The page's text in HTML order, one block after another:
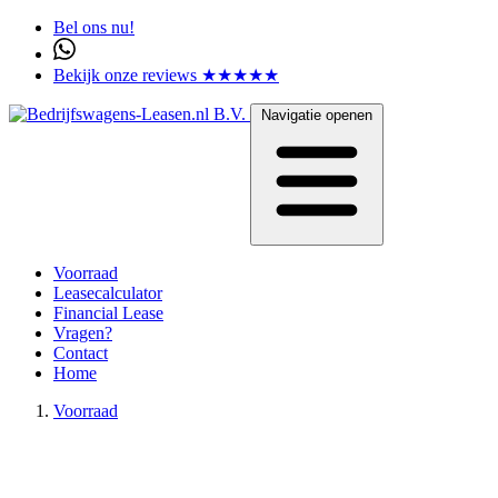
Bel ons nu!
Bekijk onze reviews ★★★★★
Navigatie openen
Voorraad
Leasecalculator
Financial Lease
Vragen?
Contact
Home
Voorraad